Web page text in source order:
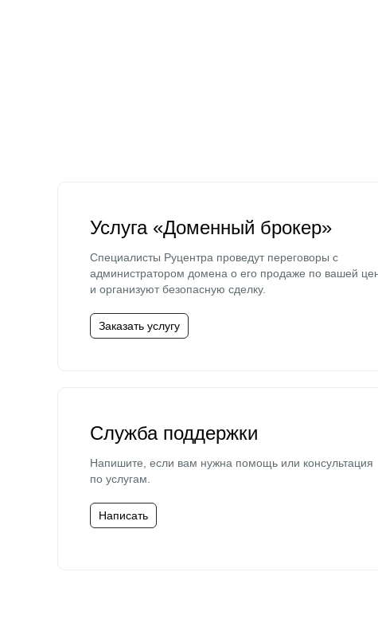
Услуга «Доменный брокер»
Специалисты Руцентра проведут переговоры с
администратором домена о его продаже по вашей
и организуют безопасную сделку.
Заказать услугу
Служба поддержки
Напишите, если вам нужна помощь или консультация
по услугам.
Написать